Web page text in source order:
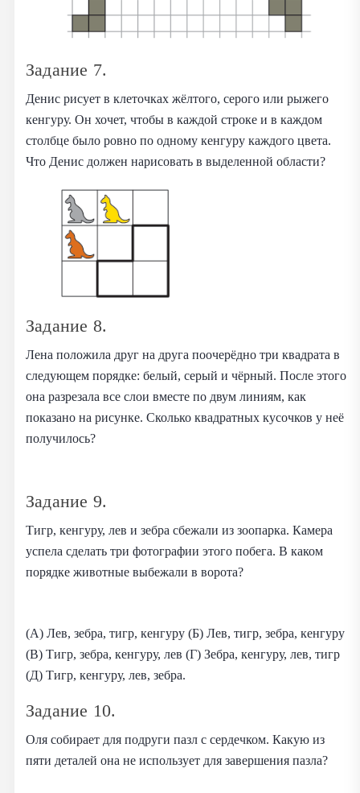
Задание 7.
Денис рисует в клеточках жёлтого, серого или рыжего
кенгуру. Он хочет, чтобы в каждой строке и в каждом
столбце было ровно по одному кенгуру каждого цвета.
Что Денис должен нарисовать в выделенной области?
Задание 8.
Лена положила друг на друга поочерёдно три квадрата в
следующем порядке: белый, серый и чёрный. После этого
она разрезала все слои вместе по двум линиям, как
показано на рисунке. Сколько квадратных кусочков у неё
получилось?
Задание 9.
Тигр, кенгуру, лев и зебра сбежали из зоопарка. Камера
успела сделать три фотографии этого побега. В каком
порядке животные выбежали в ворота?
(А) Лев, зебра, тигр, кенгуру (Б) Лев, тигр, зебра, кенгуру
(В) Тигр, зебра, кенгуру, лев (Г) Зебра, кенгуру, лев, тигр
(Д) Тигр, кенгуру, лев, зебра.
Задание 10.
Оля собирает для подруги пазл с сердечком. Какую из
пяти деталей она не использует для завершения пазла?